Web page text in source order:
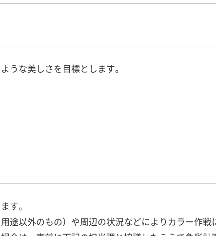
うな美しさを目標とします。
す。
途以外のもの）や周辺の状況などによりカラー作